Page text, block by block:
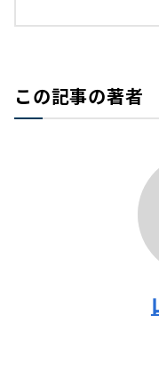
この記事の著者